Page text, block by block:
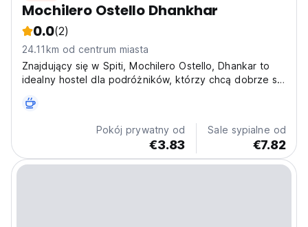
Mochilero Ostello Dhankhar
0.0(2)
24.11km od centrum miasta
Znajdujący się w Spiti, Mochilero Ostello, Dhankar to
idealny hostel dla podróżników, którzy chcą dobrze się
Pokój prywatny od
€3.83
Sale sypialne od
€7.82